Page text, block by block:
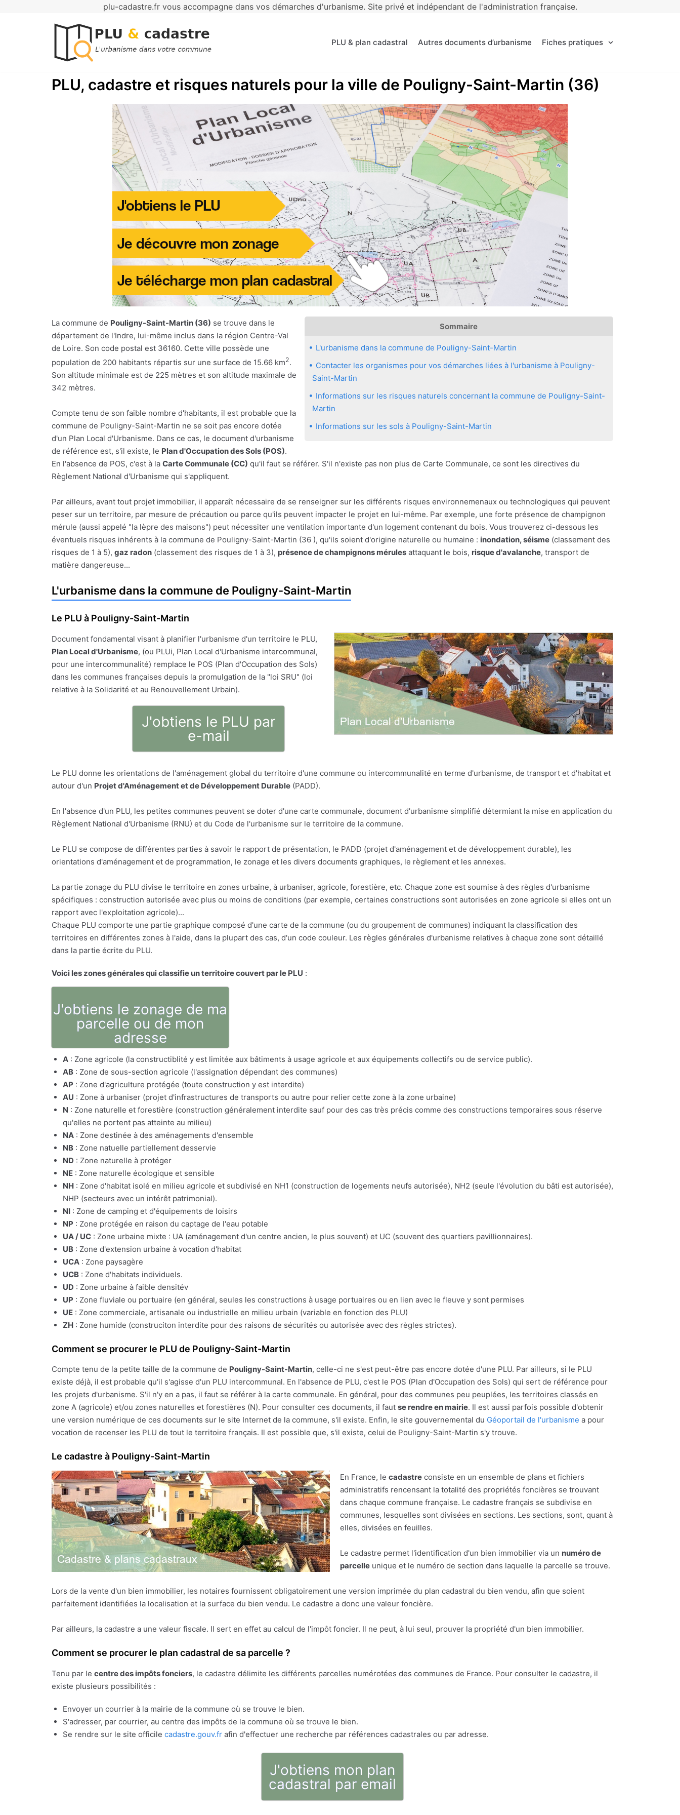
plu-cadastre.fr vous accompagne dans vos démarches d'urbanisme. Site privé et indépendant de l'administration française.
PLU & plan cadastral Autres documents d’urbanisme Fiches pratiques
PLU, cadastre et risques naturels pour la ville de Pouligny-Saint-Martin (36)
Sommaire
L'urbanisme dans la commune de Pouligny-Saint-Martin
Contacter les organismes pour vos démarches liées à l'urbanisme à Pouligny-
Saint-Martin
Informations sur les risques naturels concernant la commune de Pouligny-Saint-
Martin
Informations sur les sols à Pouligny-Saint-Martin
La commune de Pouligny-Saint-Martin (36) se trouve dans le
département de l'Indre, lui-même inclus dans la région Centre-Val
de Loire. Son code postal est 36160. Cette ville possède une
population de 200 habitants répartis sur une surface de 15.66 km2.
Son altitude minimale est de 225 mètres et son altitude maximale de
342 mètres.
Compte tenu de son faible nombre d'habitants, il est probable que la
commune de Pouligny-Saint-Martin ne se soit pas encore dotée
d'un Plan Local d'Urbanisme. Dans ce cas, le document d'urbanisme
de référence est, s'il existe, le Plan d'Occupation des Sols (POS).
En l'absence de POS, c'est à la Carte Communale (CC) qu'il faut se référer. S'il n'existe pas non plus de Carte Communale, ce sont les directives du
Règlement National d'Urbanisme qui s'appliquent.
Par ailleurs, avant tout projet immobilier, il apparaît nécessaire de se renseigner sur les différents risques environnemenaux ou technologiques qui peuvent
peser sur un territoire, par mesure de précaution ou parce qu'ils peuvent impacter le projet en lui-même. Par exemple, une forte présence de champignon
mérule (aussi appelé "la lèpre des maisons") peut nécessiter une ventilation importante d'un logement contenant du bois. Vous trouverez ci-dessous les
éventuels risques inhérents à la commune de Pouligny-Saint-Martin (36 ), qu'ils soient d'origine naturelle ou humaine : inondation, séisme (classement des
risques de 1 à 5), gaz radon (classement des risques de 1 à 3), présence de champignons mérules attaquant le bois, risque d'avalanche, transport de
matière dangereuse...
L'urbanisme dans la commune de Pouligny-Saint-Martin
Le PLU à Pouligny-Saint-Martin
Document fondamental visant à planifier l'urbanisme d'un territoire le PLU,
Plan Local d'Urbanisme, (ou PLUi, Plan Local d'Urbanisme intercommunal,
pour une intercommunalité) remplace le POS (Plan d'Occupation des Sols)
dans les communes françaises depuis la promulgation de la "loi SRU" (loi
relative à la Solidarité et au Renouvellement Urbain).
J'obtiens le PLU par
e-mail
Le PLU donne les orientations de l'aménagement global du territoire d'une commune ou intercommunalité en terme d'urbanisme, de transport et d'habitat et
autour d'un Projet d'Aménagement et de Développement Durable (PADD).
En l'absence d'un PLU, les petites communes peuvent se doter d'une carte communale, document d'urbanisme simplifié détermiant la mise en application du
Règlement National d'Urbanisme (RNU) et du Code de l'urbanisme sur le territoire de la commune.
Le PLU se compose de différentes parties à savoir le rapport de présentation, le PADD (projet d'aménagement et de développement durable), les
orientations d'aménagement et de programmation, le zonage et les divers documents graphiques, le règlement et les annexes.
La partie zonage du PLU divise le territoire en zones urbaine, à urbaniser, agricole, forestière, etc. Chaque zone est soumise à des règles d'urbanisme
spécifiques : construction autorisée avec plus ou moins de conditions (par exemple, certaines constructions sont autorisées en zone agricole si elles ont un
rapport avec l'exploitation agricole)...
Chaque PLU comporte une partie graphique composé d'une carte de la commune (ou du groupement de communes) indiquant la classification des
territoires en différentes zones à l'aide, dans la plupart des cas, d'un code couleur. Les règles générales d'urbanisme relatives à chaque zone sont détaillé
dans la partie écrite du PLU.
Voici les zones générales qui classifie un territoire couvert par le PLU :
J'obtiens le zonage de ma
parcelle ou de mon
adresse
A : Zone agricole (la constructiblité y est limitée aux bâtiments à usage agricole et aux équipements collectifs ou de service public).
AB : Zone de sous-section agricole (l'assignation dépendant des communes)
AP : Zone d'agriculture protégée (toute construction y est interdite)
AU : Zone à urbaniser (projet d'infrastructures de transports ou autre pour relier cette zone à la zone urbaine)
N : Zone naturelle et forestière (construction généralement interdite sauf pour des cas très précis comme des constructions temporaires sous réserve
qu'elles ne portent pas atteinte au milieu)
NA : Zone destinée à des aménagements d'ensemble
NB : Zone natuelle partiellement desservie
ND : Zone naturelle à protéger
NE : Zone naturelle écologique et sensible
NH : Zone d'habitat isolé en milieu agricole et subdivisé en NH1 (construction de logements neufs autorisée), NH2 (seule l'évolution du bâti est autorisée),
NHP (secteurs avec un intérêt patrimonial).
NI : Zone de camping et d'équipements de loisirs
NP : Zone protégée en raison du captage de l'eau potable
UA / UC : Zone urbaine mixte : UA (aménagement d'un centre ancien, le plus souvent) et UC (souvent des quartiers pavillionnaires).
UB : Zone d'extension urbaine à vocation d'habitat
UCA : Zone paysagère
UCB : Zone d'habitats individuels.
UD : Zone urbaine à faible densitév
UP : Zone fluviale ou portuaire (en général, seules les constructions à usage portuaires ou en lien avec le fleuve y sont permises
UE : Zone commerciale, artisanale ou industrielle en milieu urbain (variable en fonction des PLU)
ZH : Zone humide (construciton interdite pour des raisons de sécurités ou autorisée avec des règles strictes).
Comment se procurer le PLU de Pouligny-Saint-Martin
Compte tenu de la petite taille de la commune de Pouligny-Saint-Martin, celle-ci ne s'est peut-être pas encore dotée d'une PLU. Par ailleurs, si le PLU
existe déjà, il est probable qu'il s'agisse d'un PLU intercommunal. En l'absence de PLU, c'est le POS (Plan d'Occupation des Sols) qui sert de référence pour
les projets d'urbanisme. S'il n'y en a pas, il faut se référer à la carte communale. En général, pour des communes peu peuplées, les territoires classés en
zone A (agricole) et/ou zones naturelles et forestières (N). Pour consulter ces documents, il faut se rendre en mairie. Il est aussi parfois possible d'obtenir
une version numérique de ces documents sur le site Internet de la commune, s'il existe. Enfin, le site gouvernemental du Géoportail de l'urbanisme a pour
vocation de recenser les PLU de tout le territoire français. Il est possible que, s'il existe, celui de Pouligny-Saint-Martin s'y trouve.
Le cadastre à Pouligny-Saint-Martin
En France, le cadastre consiste en un ensemble de plans et fichiers
administratifs rencensant la totalité des propriétés foncières se trouvant
dans chaque commune française. Le cadastre français se subdivise en
communes, lesquelles sont divisées en sections. Les sections, sont, quant à
elles, divisées en feuilles.
Le cadastre permet l'identification d'un bien immobilier via un numéro de
parcelle unique et le numéro de section dans laquelle la parcelle se trouve.
Lors de la vente d'un bien immobilier, les notaires fournissent obligatoirement une version imprimée du plan cadastral du bien vendu, afin que soient
parfaitement identifiées la localisation et la surface du bien vendu. Le cadastre a donc une valeur foncière.
Par ailleurs, la cadastre a une valeur fiscale. Il sert en effet au calcul de l'impôt foncier. Il ne peut, à lui seul, prouver la propriété d'un bien immobilier.
Comment se procurer le plan cadastral de sa parcelle ?
Tenu par le centre des impôts fonciers, le cadastre délimite les différents parcelles numérotées des communes de France. Pour consulter le cadastre, il
existe plusieurs possibilités :
Envoyer un courrier à la mairie de la commune où se trouve le bien.
S'adresser, par courrier, au centre des impôts de la commune où se trouve le bien.
Se rendre sur le site officile cadastre.gouv.fr afin d'effectuer une recherche par références cadastrales ou par adresse.
J'obtiens mon plan
cadastral par email